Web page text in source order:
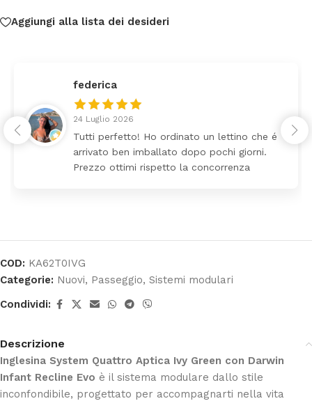
Aggiungi alla lista dei desideri
federica
24 Luglio 2026
Tutti perfetto! Ho ordinato un lettino che é
arrivato ben imballato dopo pochi giorni.
Prezzo ottimi rispetto la concorrenza
COD: KA62T0IVG
Categorie: Nuovi, Passeggio, Sistemi modulari
Condividi:
Descrizione
Inglesina System Quattro Aptica Ivy Green con Darwin
Infant Recline Evo è il sistema modulare dallo stile
inconfondibile, progettato per accompagnarti nella vita